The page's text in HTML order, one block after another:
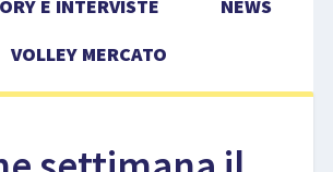
E INTERVISTE
NEWS
VOLLEY MERCATO